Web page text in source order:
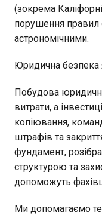
(зокрема
порушення правил
астрономічними.
Юридична безпека
Побудова
витрати, а
копіювання,
штрафів та
фундамент,
структурою та
допоможуть
Ми допомагаємо